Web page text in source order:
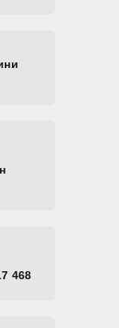
468